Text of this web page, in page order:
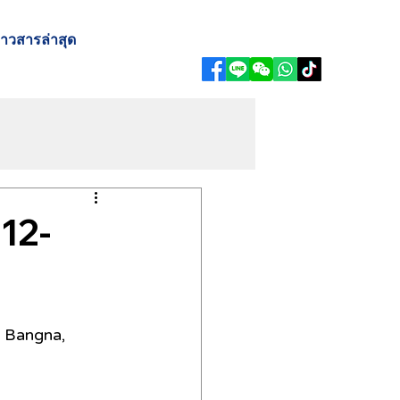
วสารล่าสุด